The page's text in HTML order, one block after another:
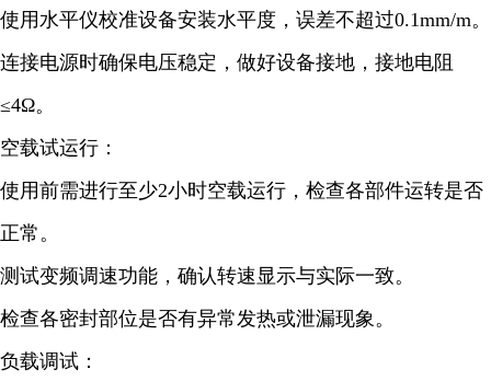
使用水平仪校准设备安装水平度，误差不超过0.1mm/m。
连接电源时确保电压稳定，做好设备接地，接地电阻
≤4Ω。
空载试运行：
使用前需进行至少2小时空载运行，检查各部件运转是否
正常。
测试变频调速功能，确认转速显示与实际一致。
检查各密封部位是否有异常发热或泄漏现象。
负载调试：